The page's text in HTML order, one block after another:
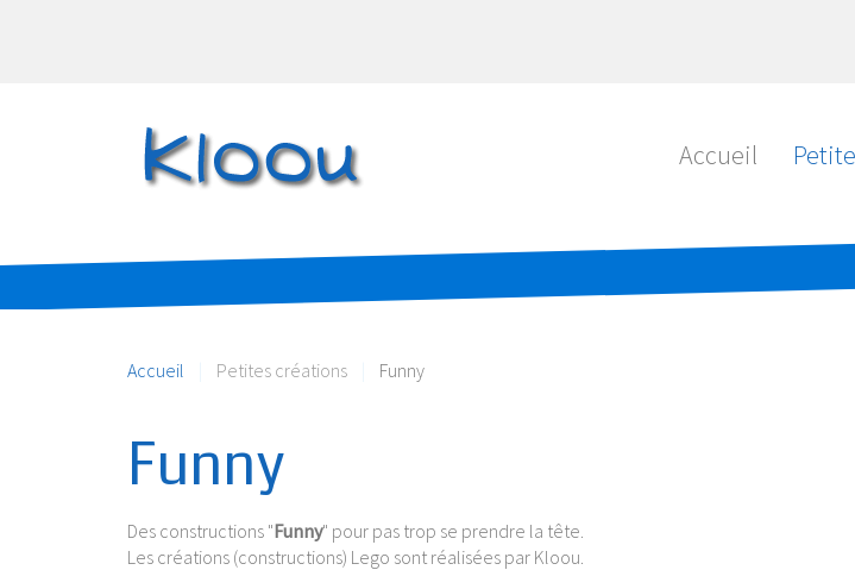
Accueil
Accueil Petites créations Funny
Funny
Des constructions "Funny" pour pas trop se prendre la tête.
Les créations (constructions) Lego sont réalisées par Kloou.